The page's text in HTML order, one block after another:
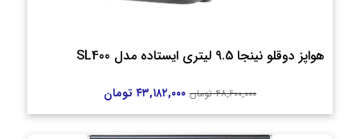
هواپز دوقلو نینجا 9.5 لیتری ایستاده مدل SL400
۴۸,۶۰۰,۰۰۰ تومان ۴۳,۱۸۲,۰۰۰ تومان